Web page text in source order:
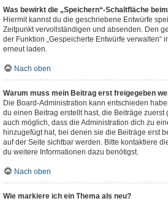
Was bewirkt die „Speichern“-Schaltfläche
Hiermit kannst du die geschriebene Entwürfe
Zeitpunkt vervollständigen und absenden. Den
der Funktion „Gespeicherte Entwürfe verwalten“
erneut laden.
Nach oben
Warum muss mein Beitrag erst freigegeben
Die Board-Administration kann entschieden
du einen Beitrag erstellt hast, die Beiträge zuerst
auch möglich, dass die Administration dich zu
hinzugefügt hat, bei denen sie die Beiträge erst
auf der Seite sichtbar werden. Bitte kontaktiere
du weitere Informationen dazu benötigst.
Nach oben
Wie markiere ich ein Thema als neu?